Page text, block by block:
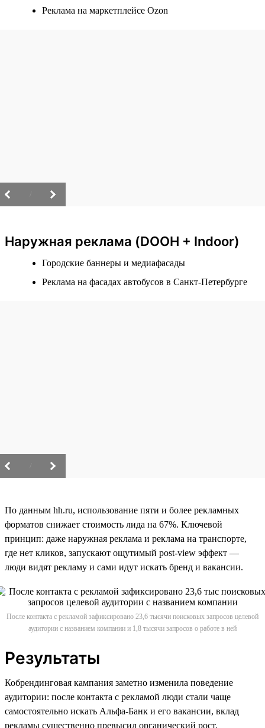
Реклама на маркетплейсе Ozon
Наружная реклама (DOOH + Indoor)
Городские баннеры и медиафасады
Реклама на фасадах автобусов в Санкт-Петербурге
По данным hh.ru, использование пяти и более рекламных
форматов снижает стоимость лида на 67%. Ключевой
принцип: даже наружная реклама и реклама на транспорте,
где нет кликов, запускают ощутимый post-view эффект —
люди видят рекламу и сами идут искать бренд и вакансии.
После контакта с рекламой зафиксировано 23,6 тысячи поисковых запросов целевой
аудитории с названием компании и 1,8 тысячи запросов о работе в ней
Результаты
Кобрендинговая кампания заметно изменила поведение
аудитории: после контакта с рекламой люди стали чаще
самостоятельно искать Альфа-Банк и его вакансии, вклад
рекламы существенно превысил органический рост.